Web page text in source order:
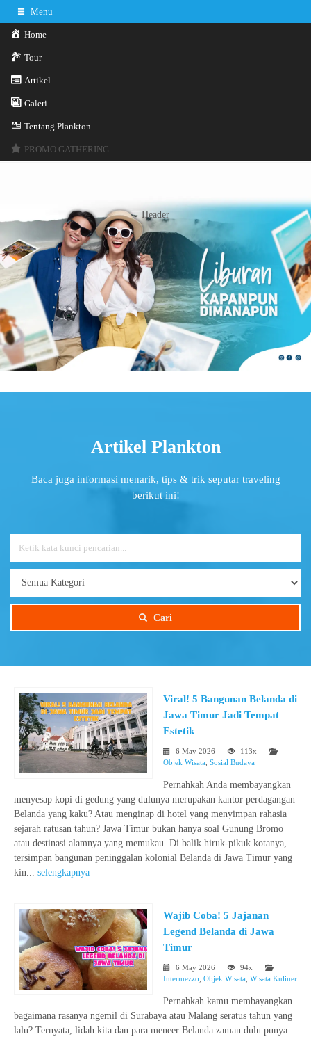
Menu
Home
Tour
Artikel
Galeri
Tentang Plankton
PROMO GATHERING
Header
Artikel Plankton
Baca juga informasi menarik, tips & trik seputar traveling
berikut ini!
Cari
Viral! 5 Bangunan Belanda di
Jawa Timur Jadi Tempat
Estetik
6 May 2026
113x
Objek Wisata, Sosial Budaya
Pernahkah Anda membayangkan
menyesap kopi di gedung yang dulunya merupakan kantor perdagangan
Belanda yang kaku? Atau menginap di hotel yang menyimpan rahasia
sejarah ratusan tahun? Jawa Timur bukan hanya soal Gunung Bromo
atau destinasi alamnya yang memukau. Di balik hiruk-pikuk kotanya,
tersimpan bangunan peninggalan kolonial Belanda di Jawa Timur yang
kin... selengkapnya
Wajib Coba! 5 Jajanan
Legend Belanda di Jawa
Timur
6 May 2026
94x
Intermezzo, Objek Wisata, Wisata Kuliner
Pernahkah kamu membayangkan
bagaimana rasanya ngemil di Surabaya atau Malang seratus tahun yang
lalu? Ternyata, lidah kita dan para meneer Belanda zaman dulu punya